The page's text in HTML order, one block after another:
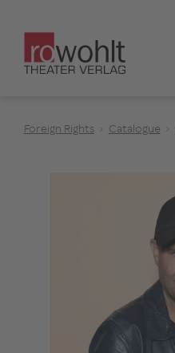
Foreign Rights Catalogue